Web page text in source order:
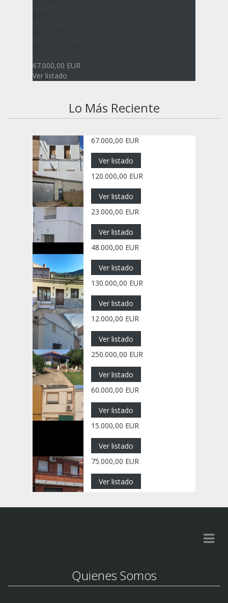
67.000,00 EUR
Ver listado
Lo Más Reciente
67.000,00 EUR
Ver listado
120.000,00 EUR
Ver listado
23.000,00 EUR
Ver listado
48.000,00 EUR
Ver listado
130.000,00 EUR
Ver listado
12.000,00 EUR
Ver listado
250.000,00 EUR
Ver listado
60.000,00 EUR
Ver listado
15.000,00 EUR
Ver listado
75.000,00 EUR
Ver listado
Quienes Somos